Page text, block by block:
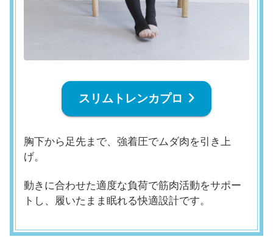
スリムトレンカプロ
胸下から足先まで、強着圧でムダ肉を引き上
げ。
動きに合わせた適度な負荷で筋肉活動をサポー
トし、履いたまま眠れる快適設計です。